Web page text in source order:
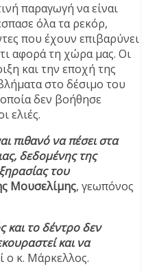
παραγωγή να είναι
όλα τα ρεκόρ,
που έχουν επιβαρύνει
αφορά τη χώρα μας. Οι
και την εποχή της
στο δέσιμο του
δεν βοήθησε
ελιές.
πιθανό να πέσει στα
δεδομένης της
του
Μουσελίμης, γεωπόνος
και το δέντρο δεν
και να
ο κ. Μάρκελλος.